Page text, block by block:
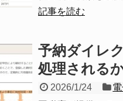
記事を読む
予納ダイレ
処理される
2026/1/24